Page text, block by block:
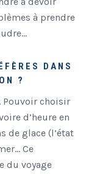
à prendre
DANS
?
Pouvoir choisir
d’heure en
de glace (l’état
Ce
du voyage